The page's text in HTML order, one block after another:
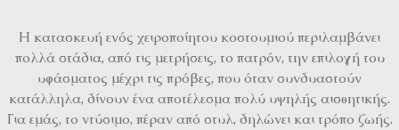
Η κατασκευή ενός χειροποίητου κοστουμιού περιλαμβάνει
πολλά στάδια, από τις μετρήσεις, το πατρόν, την επιλογή του
υφάσματος μέχρι τις πρόβες, που όταν συνδυαστούν
κατάλληλα, δίνουν ένα αποτέλεσμα πολύ υψηλής αισθητικής.
Για εμάς, το ντύσιμο, πέραν από στυλ, δηλώνει και τρόπο ζωής.